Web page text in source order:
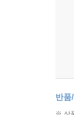
각
소
새
다
일
을
여기
반품